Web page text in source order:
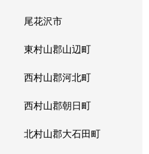
尾花沢市
東村山郡山辺町
西村山郡河北町
西村山郡朝日町
北村山郡大石田町